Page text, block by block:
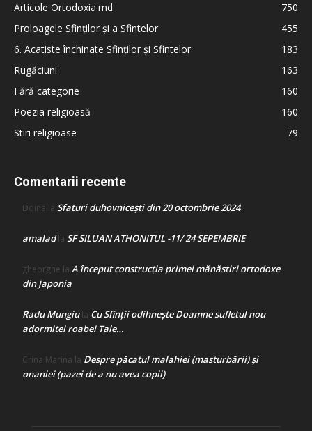
Articole Ortodoxia.md
750
Proloagele Sfinților și a Sfintelor
455
6. Acatiste închinate Sfinților și Sfintelor
183
Rugăciuni
163
Fără categorie
160
Poezia religioasă
160
Stiri religioase
79
Comentarii recente
Doina la Sfaturi duhovnicești din 20 octombrie 2024
amaladla SF SILUAN ATHONITUL -11/ 24 SEPEMBRIE
gheorghe la A început construcţia primei mănăstiri ortodoxe
din Japonia
Radu Mungiula Cu Sfinții odihnește Doamne sufletul nou
adormitei roabei Tale…
Crina Marina la Despre păcatul malahiei (masturbării) şi
onaniei (pazei de a nu avea copii)